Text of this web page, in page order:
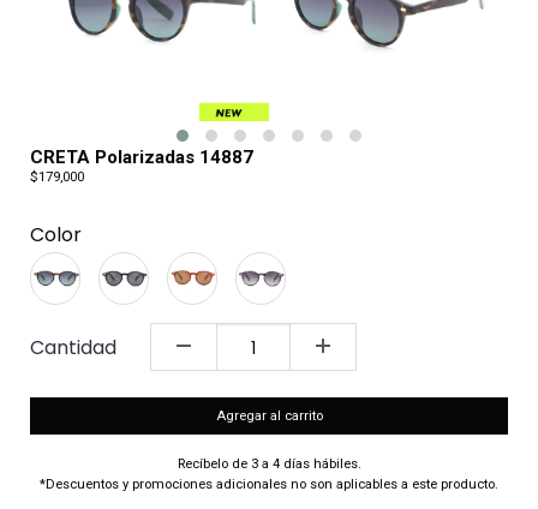
CRETA Polarizadas 14887
$179,000
Color
Cantidad
Agregar al carrito
Recíbelo de 3 a 4 días hábiles.
*Descuentos y promociones adicionales no son aplicables a este producto.